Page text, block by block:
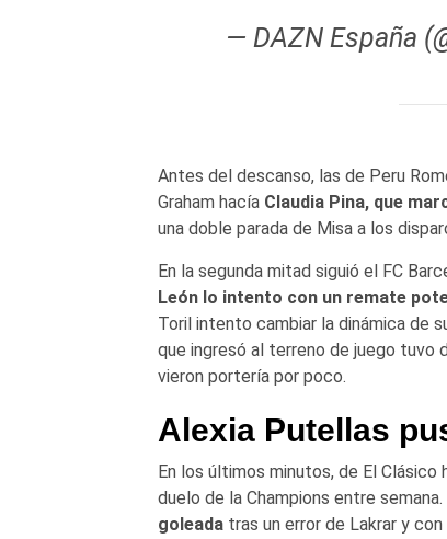
— DAZN España
Antes del descanso, las de Peru
Graham hacía Claudia Pina, que
una doble parada de Misa a los
En la segunda mitad siguió el FC
León lo intento con un remate
Toril intento cambiar la dinámica de
que ingresó al terreno de juego tuvo
vieron portería por poco.
Alexia Putellas
En los últimos minutos, de El Clásico
duelo de la Champions entre
goleadatras un error de Lakrar y